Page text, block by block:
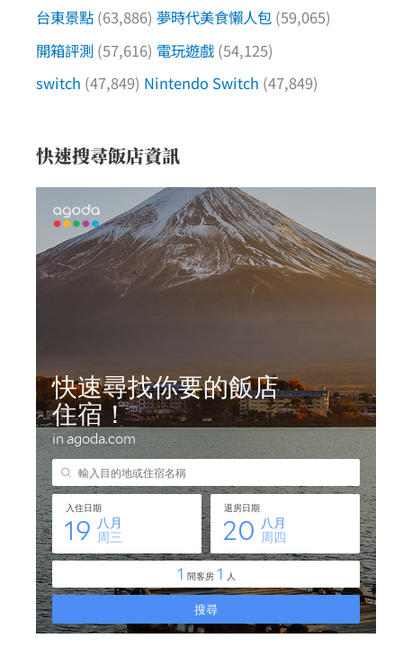
台東景點 (63,886) 夢時代美食懶人包 (59,065)
開箱評測 (57,616) 電玩遊戲 (54,125)
switch (47,849) Nintendo Switch (47,849)
快速搜尋飯店資訊